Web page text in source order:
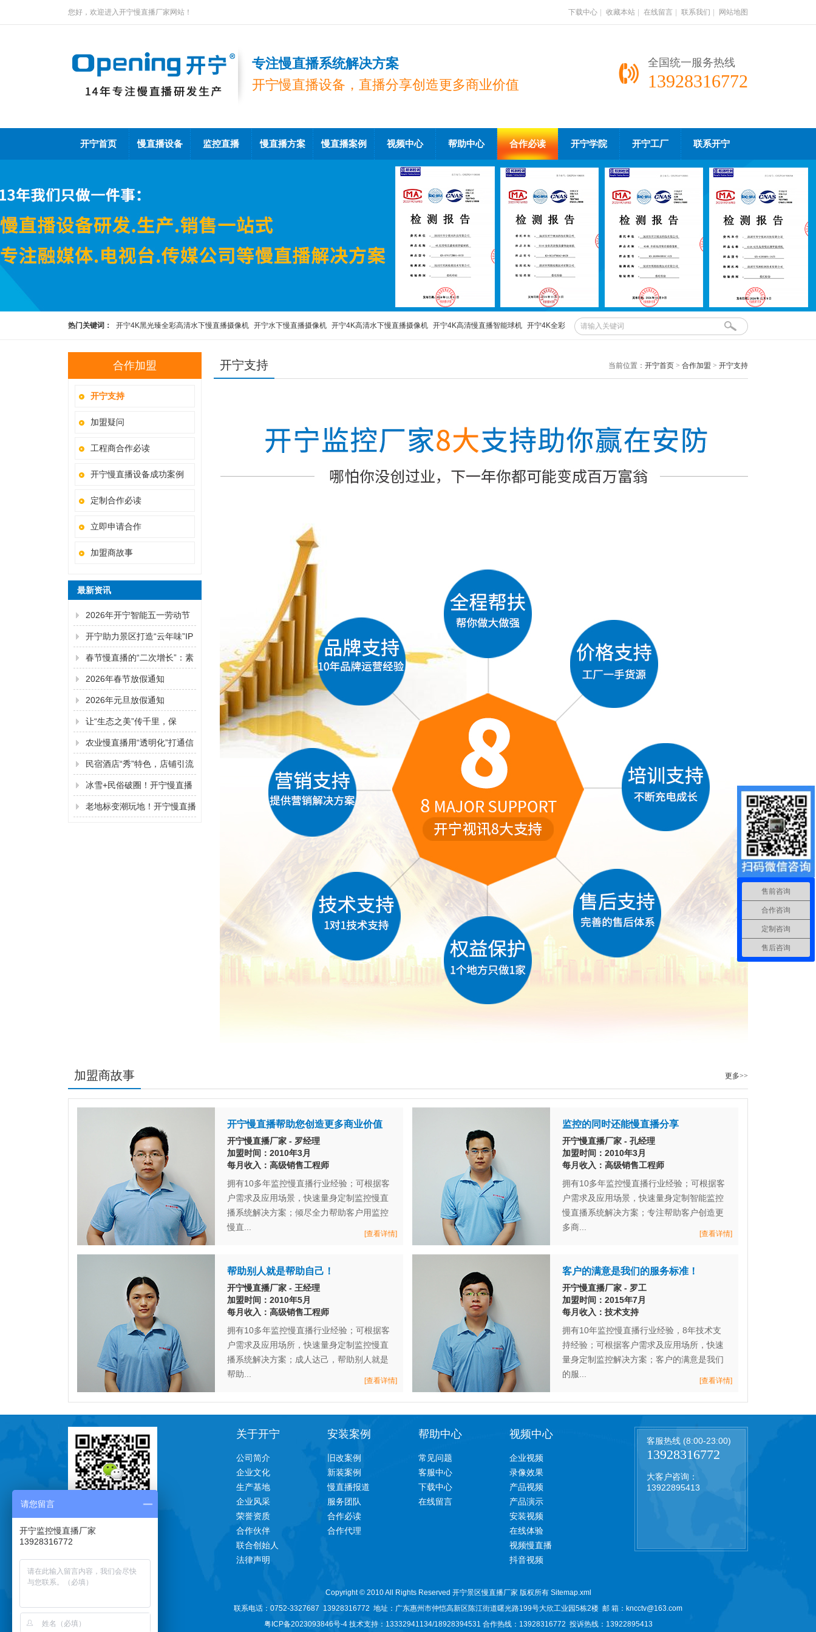
您好，欢迎进入开宁慢直播厂家网站！ 下载中心 收藏本站 在线留言 联系我们 网站地图
专注慢直播系统解决方案
开宁慢直播设备，直播分享创造更多商业价值
全国统一服务热线
13928316772
开宁首页 慢直播设备 监控直播 慢直播方案 慢直播案例 视频中心 帮助中心 合作必读 开宁学院 开宁工厂 联系开宁
热门关键词： 开宁4K黑光臻全彩高清水下慢直播摄像机 开宁水下慢直播摄像机 开宁4K高清水下慢直播摄像机 开宁4K高清慢直播智能球机 开宁4K全彩
高清慢直播智能球机 开宁4K黑光全彩慢直播智能球机
合作加盟
开宁支持
加盟疑问
工程商合作必读
开宁慢直播设备成功案例
定制合作必读
立即申请合作
加盟商故事
最新资讯
2026年开宁智能五一劳动节
放假通知
开宁助力景区打造“云年味”IP
春节慢直播的“二次增长”：素
材复用与跨域商业联动
2026年春节放假通知
2026年元旦放假通知
让“生态之美”传千里，保
护“聚合力”
农业慢直播用“透明化”打通信
任到下单的最后一公里
民宿酒店“秀”特色，店铺引流
靠实景
冰雪+民俗破圈！开宁慢直播
让地标文化变现
老地标变潮玩地！开宁慢直播
开宁支持 当前位置： 开宁首页 > 合作加盟 > 开宁支持
加盟商故事 更多>>
开宁慢直播帮助您创造更多商业价值
开宁慢直播厂家 - 罗经理
加盟时间：2010年3月
每月收入：高级销售工程师
拥有10多年监控慢直播行业经验；可根据客
户需求及应用场景，快速量身定制监控慢直
播系统解决方案；倾尽全力帮助客户用监控
慢直...
[查看详情]
监控的同时还能慢直播分享
开宁慢直播厂家 - 孔经理
加盟时间：2010年3月
每月收入：高级销售工程师
拥有10多年监控慢直播行业经验；可根据客
户需求及应用场景，快速量身定制智能监控
慢直播系统解决方案；专注帮助客户创造更
多商...
[查看详情]
帮助别人就是帮助自己！
开宁慢直播厂家 - 王经理
加盟时间：2010年5月
每月收入：高级销售工程师
拥有10多年监控慢直播行业经验；可根据客
户需求及应用场所，快速量身定制监控慢直
播系统解决方案；成人达己，帮助别人就是
帮助...
[查看详情]
客户的满意是我们的服务标准！
开宁慢直播厂家 - 罗工
加盟时间：2015年7月
每月收入：技术支持
拥有10年监控慢直播行业经验，8年技术支
持经验；可根据客户需求及应用场所，快速
量身定制监控解决方案；客户的满意是我们
的服...
[查看详情]
一对一技术支持
关注公众号更多惊喜
关于开宁
公司简介
企业文化
生产基地
企业风采
荣誉资质
合作伙伴
联合创始人
法律声明
安装案例
旧改案例
新装案例
慢直播报道
服务团队
合作必读
合作代理
帮助中心
常见问题
客服中心
下载中心
在线留言
视频中心
企业视频
录像效果
产品视频
产品演示
安装视频
在线体验
视频慢直播
抖音视频
客服热线 (8:00-23:00)
13928316772
大客户咨询：
13922895413
Copyright © 2010 All Rights Reserved 开宁景区慢直播厂家 版权所有 Sitemap.xml
联系电话：0752-3327687 13928316772 地址： 广东惠州市仲恺高新区陈江街道曙光路199号大欣工业园5栋2楼 邮 箱：kncctv@163.com
粤ICP备2023093846号-4 技术支持：13332941134/18928394531 合作热线：13928316772 投诉热线：13922895413
售前咨询
合作咨询
定制咨询
售后咨询
请您留言
开宁监控慢直播厂家
13928316772